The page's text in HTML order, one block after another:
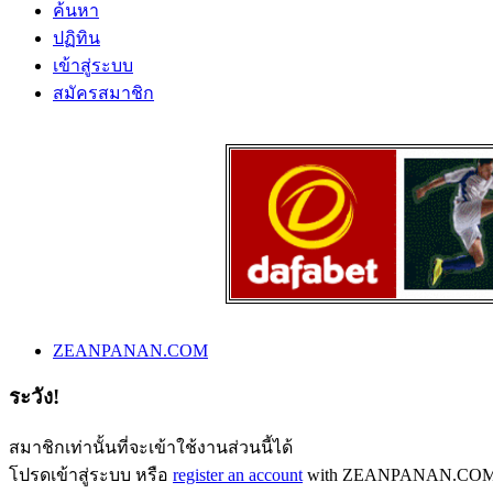
ค้นหา
ปฏิทิน
เข้าสู่ระบบ
สมัครสมาชิก
ZEANPANAN.COM
ระวัง!
สมาชิกเท่านั้นที่จะเข้าใช้งานส่วนนี้ได้
โปรดเข้าสู่ระบบ หรือ register an account with